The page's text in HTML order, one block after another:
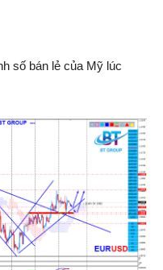
số bán lẻ của Mỹ lúc